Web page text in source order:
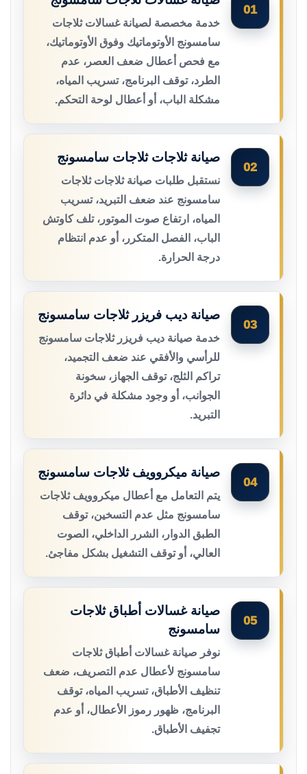
01
خدمة مخصصة لصيانة غسالات ثلاجات
سامسونج الأوتوماتيك وفوق الأوتوماتيك،
مع فحص أعطال ضعف العصر، عدم
الطرد، توقف البرنامج، تسريب المياه،
مشكلة الباب، أو أعطال لوحة التحكم.
02
صيانة ثلاجات ثلاجات سامسونج
نستقبل طلبات صيانة ثلاجات ثلاجات
سامسونج عند ضعف التبريد، تسريب
المياه، ارتفاع صوت الموتور، تلف كاوتش
الباب، الفصل المتكرر، أو عدم انتظام
درجة الحرارة.
03
صيانة ديب فريزر ثلاجات سامسونج
خدمة صيانة ديب فريزر ثلاجات سامسونج
للرأسي والأفقي عند ضعف التجميد،
تراكم الثلج، توقف الجهاز، سخونة
الجوانب، أو وجود مشكلة في دائرة
التبريد.
04
صيانة ميكروويف ثلاجات سامسونج
يتم التعامل مع أعطال ميكروويف ثلاجات
سامسونج مثل عدم التسخين، توقف
الطبق الدوار، الشرر الداخلي، الصوت
العالي، أو توقف التشغيل بشكل مفاجئ.
05
صيانة غسالات أطباق ثلاجات
سامسونج
نوفر صيانة غسالات أطباق ثلاجات
سامسونج لأعطال عدم التصريف، ضعف
تنظيف الأطباق، تسريب المياه، توقف
البرنامج، ظهور رموز الأعطال، أو عدم
تجفيف الأطباق.